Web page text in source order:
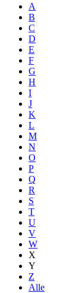
A
B
C
D
E
F
G
H
I
J
K
L
M
N
O
P
Q
R
S
T
U
V
W
X
Y
Z
Alle